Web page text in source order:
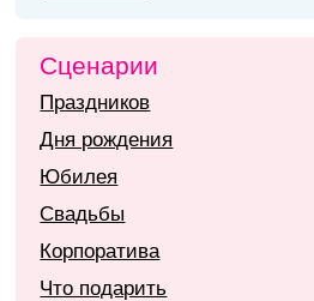
Сценарии
Праздников
Дня рождения
Юбилея
Свадьбы
Корпоратива
Что подарить